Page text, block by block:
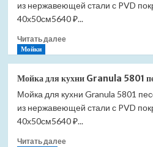
Granula
5801
(Лучшая
из нержавеющей стали с PVD
40х50см5640 ₽...
Читать далееПрочитать
для
кухни
Granula
5801
(Лучшая
Мойки
Мойка для кухни Granula 5801
Мойка для кухни Granula 5801
из нержавеющей стали с PVD
40х50см5640 ₽...
Читать далееПрочитать